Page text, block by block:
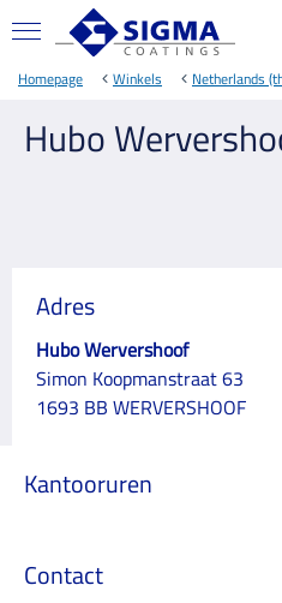
Homepage Winkels Netherlands
Hubo
Adres
Hubo Wervershoof
Simon Koopmanstraat 63
1693 BB WERVERSHOOF
Kantooruren
Contact